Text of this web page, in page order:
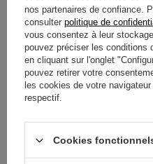
DÉTAILS
GARANTIE
AVIS (0)
Avez-vous besoin
questions ?
nos partenaires de confiance.
consulter politique de
vous consentez à leur
pouvez préciser les conditions
en cliquant sur l'onglet
pouvez retirer votre
les cookies de votre
respectif.
Cookies